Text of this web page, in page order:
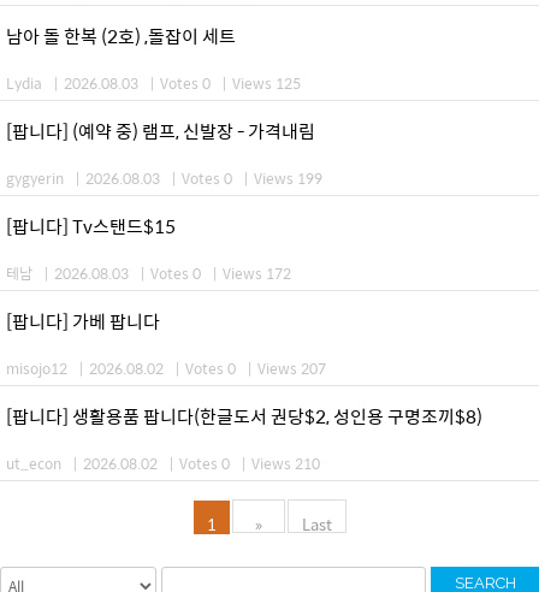
남아 돌 한복 (2호) ,돌잡이 세트
Lydia | 2026.08.03 | Votes 0 | Views 125
[팝니다] (예약 중) 램프, 신발장 - 가격내림
gygyerin | 2026.08.03 | Votes 0 | Views 199
[팝니다] Tv스탠드$15
테남 | 2026.08.03 | Votes 0 | Views 172
[팝니다] 가베 팝니다
misojo12 | 2026.08.02 | Votes 0 | Views 207
[팝니다] 생활용품 팝니다(한글도서 권당$2, 성인용 구명조끼$8)
ut_econ | 2026.08.02 | Votes 0 | Views 210
1 » Last
SEARCH